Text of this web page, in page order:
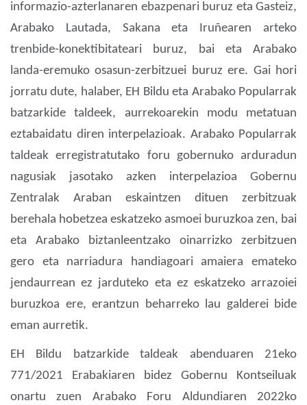
informazio-azterlanaren ebazpenari buruz eta Gasteiz,
Arabako Lautada, Sakana eta Iruñearen arteko
trenbide-konektibitateari buruz, bai eta Arabako
landa-eremuko osasun-zerbitzuei buruz ere. Gai hori
jorratu dute, halaber, EH Bildu eta Arabako Popularrak
batzarkide taldeek, aurrekoarekin modu metatuan
eztabaidatu diren interpelazioak. Arabako Popularrak
taldeak erregistratutako foru gobernuko arduradun
nagusiak jasotako azken interpelazioa Gobernu
Zentralak Araban eskaintzen dituen zerbitzuak
berehala hobetzea eskatzeko asmoei buruzkoa zen, bai
eta Arabako biztanleentzako oinarrizko zerbitzuen
gero eta narriadura handiagoari amaiera emateko
jendaurrean ez jarduteko eta ez eskatzeko arrazoiei
buruzkoa ere, erantzun beharreko lau galderei bide
eman aurretik.
EH Bildu batzarkide taldeak abenduaren 21eko
771/2021 Erabakiaren bidez Gobernu Kontseiluak
onartu zuen Arabako Foru Aldundiaren 2022ko